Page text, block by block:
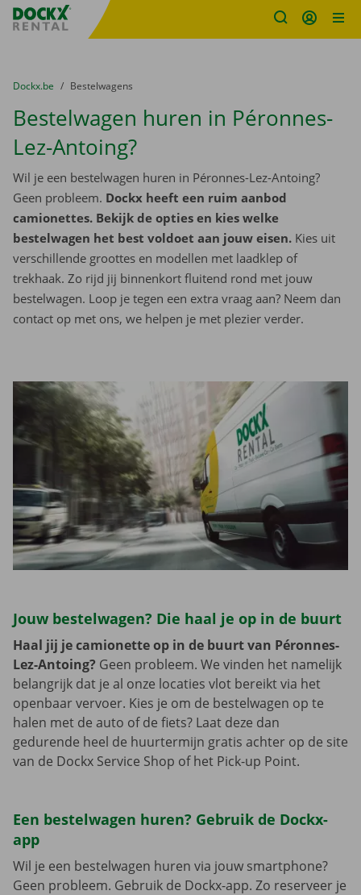
Fratello DEMO
U bevindt zich hier:
van
Dockx.be naar
Bestelwagens
Bestelwagen huren in Péronnes-
Lez-Antoing?
Wil je een bestelwagen huren in Péronnes-Lez-Antoing?
Geen probleem. Dockx heeft een ruim aanbod
camionettes. Bekijk de opties en kies welke
bestelwagen het best voldoet aan jouw eisen. Kies uit
verschillende groottes en modellen met laadklep of
trekhaak. Zo rijd jij binnenkort fluitend rond met jouw
bestelwagen. Loop je tegen een extra vraag aan? Neem dan
contact op met ons, we helpen je met plezier verder.
Jouw bestelwagen? Die haal je op in de buurt
Haal jij je camionette op in de buurt van Péronnes-
Lez-Antoing? Geen probleem. We vinden het namelijk
belangrijk dat je al onze locaties vlot bereikt via het
openbaar vervoer. Kies je om de bestelwagen op te
halen met de auto of de fiets? Laat deze dan
gedurende heel de huurtermijn gratis achter op de site
van de Dockx Service Shop of het Pick-up Point.
Een bestelwagen huren? Gebruik de Dockx-
app
Wil je een bestelwagen huren via jouw smartphone?
Geen probleem. Gebruik de Dockx-app. Zo reserveer je